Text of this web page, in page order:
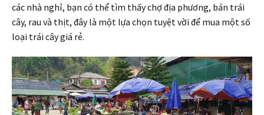
các nhà nghỉ, bạn có thể tìm thấy chợ địa phương, bán trái
cây, rau và thịt, đây là một lựa chọn tuyệt vời để mua một số
loại trái cây giá rẻ.